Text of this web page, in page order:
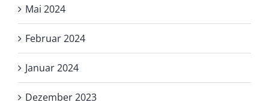
Mai 2024
Februar 2024
Januar 2024
Dezember 2023